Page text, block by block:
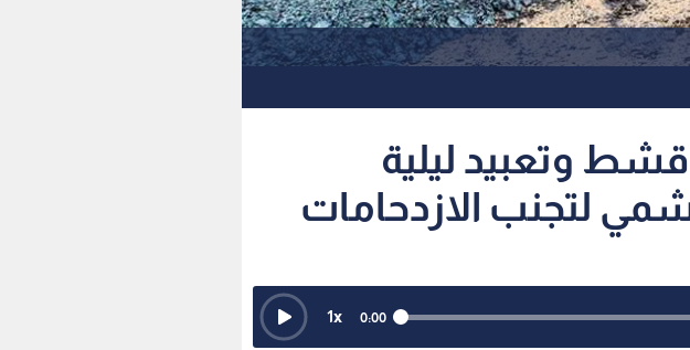
قشط وتعبيد ليلية
لتجنب الازدحامات
0:00
1x